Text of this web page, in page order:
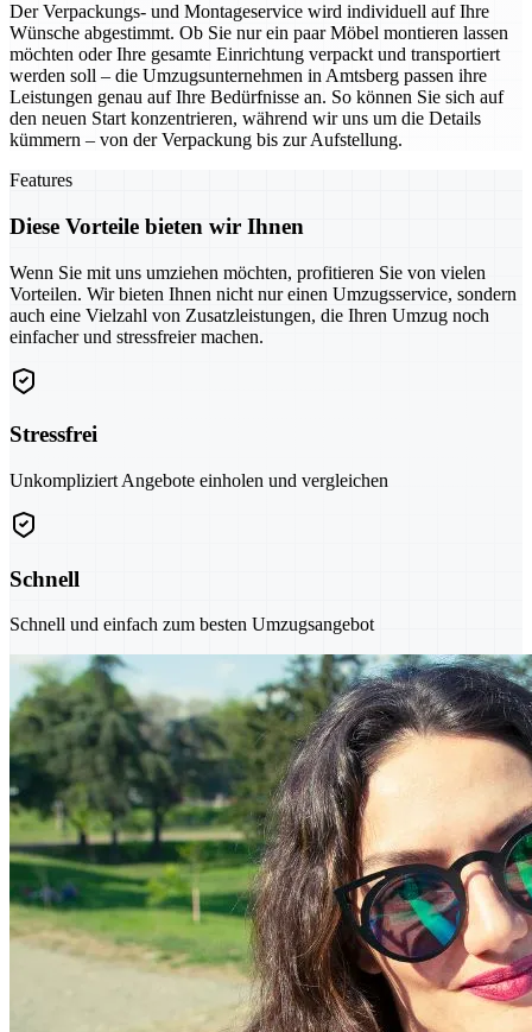
Der Verpackungs- und Montageservice wird individuell auf Ihre
Wünsche abgestimmt. Ob Sie nur ein paar Möbel montieren lassen
möchten oder Ihre gesamte Einrichtung verpackt und transportiert
werden soll – die Umzugsunternehmen in Amtsberg passen ihre
Leistungen genau auf Ihre Bedürfnisse an. So können Sie sich auf
den neuen Start konzentrieren, während wir uns um die Details
kümmern – von der Verpackung bis zur Aufstellung.
Features
Diese Vorteile bieten wir Ihnen
Wenn Sie mit uns umziehen möchten, profitieren Sie von vielen
Vorteilen. Wir bieten Ihnen nicht nur einen Umzugsservice, sondern
auch eine Vielzahl von Zusatzleistungen, die Ihren Umzug noch
einfacher und stressfreier machen.
Stressfrei
Unkompliziert Angebote einholen und vergleichen
Schnell
Schnell und einfach zum besten Umzugsangebot